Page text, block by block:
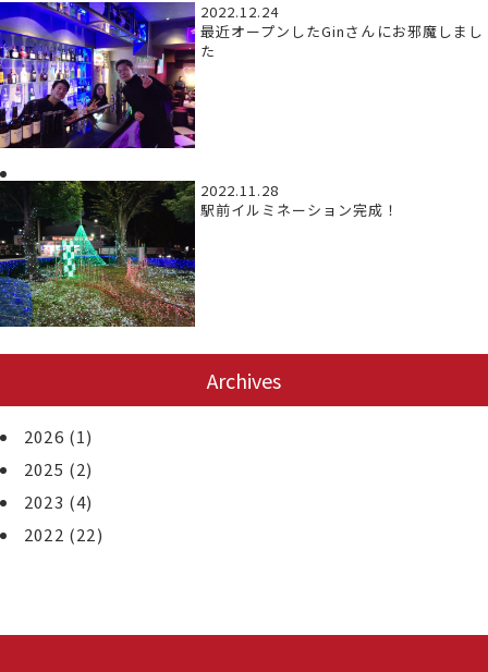
2022.12.24
最近オープンしたGinさんにお邪魔しまし
た
2022.11.28
駅前イルミネーション完成！
Archives
2026 (1)
2025 (2)
2023 (4)
2022 (22)